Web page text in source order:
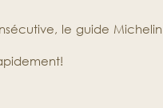
le guide